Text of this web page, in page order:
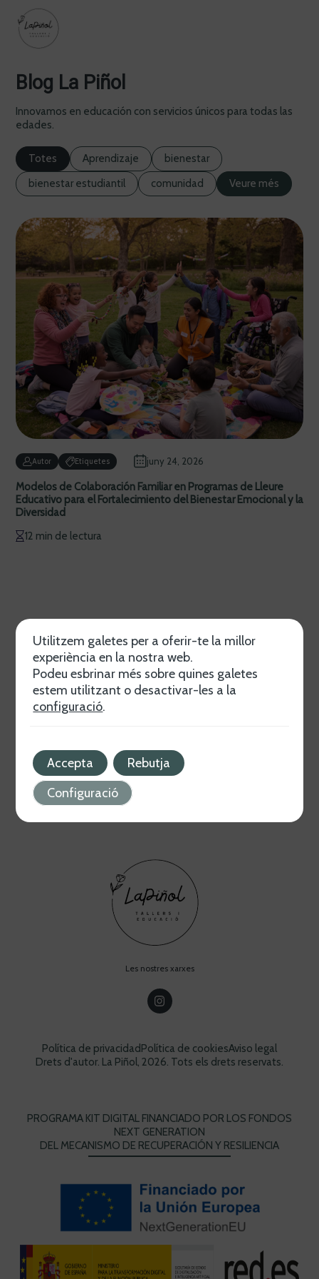
Blog La Piñol
Innovamos en educación con servicios únicos para todas las
edades.
Totes Aprendizaje
bienestar
bienestar estudiantil
comunidad Veure més
Autor Etiquetes juny 24, 2026
Modelos de Colaboración Familiar en Programas de Lleure
Educativo para el Fortalecimiento del Bienestar Emocional y la
Diversidad
12 min de lectura
Crecer con La Piñol
Descubre programas únicos para el crecimiento
personal y social. Desde educación a bienestar
Saber más
Les nostres xarxes
Drets d'autor. La Piñol, 2026. Tots els drets reservats.
Política de privacidadPolítica de cookiesAviso legal
PROGRAMA KIT DIGITAL FINANCIADO POR LOS FONDOS
NEXT GENERATION
DEL MECANISMO DE RECUPERACIÓN Y RESILIENCIA
Utilitzem galetes per a oferir-te la millor
experiència en la nostra web.
Podeu esbrinar més sobre quines galetes
estem utilitzant o desactivar-les a la
configuració.
Accepta
Rebutja
Configuració